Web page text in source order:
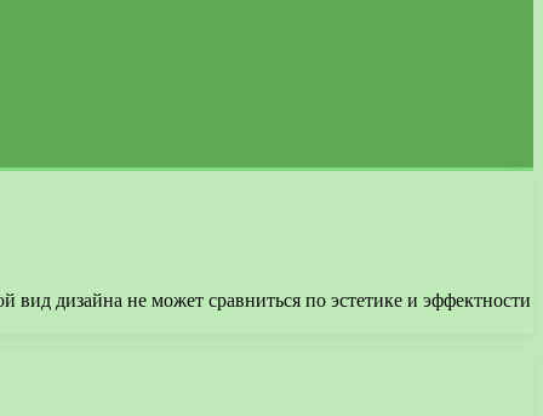
дизайна не может сравниться по эстетике и эффектности